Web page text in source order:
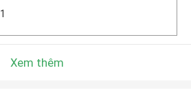
1
Xem thêm